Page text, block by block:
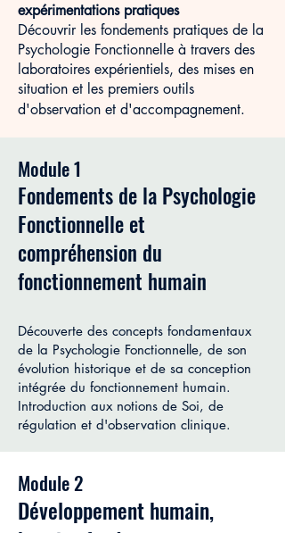
expérimentations pratiques
Découvrir les fondements pratiques de la
Psychologie Fonctionnelle à travers des
laboratoires expérientiels, des mises en
situation et les premiers outils
d'observation et d'accompagnement.
Module 1
Fondements de la Psychologie
Fonctionnelle et
compréhension du
fonctionnement humain
​Découverte des concepts fondamentaux
de la Psychologie Fonctionnelle, de son
évolution historique et de sa conception
intégrée du fonctionnement humain.
Introduction aux notions de Soi, de
régulation et d'observation clinique.
Module 2
Développement humain,